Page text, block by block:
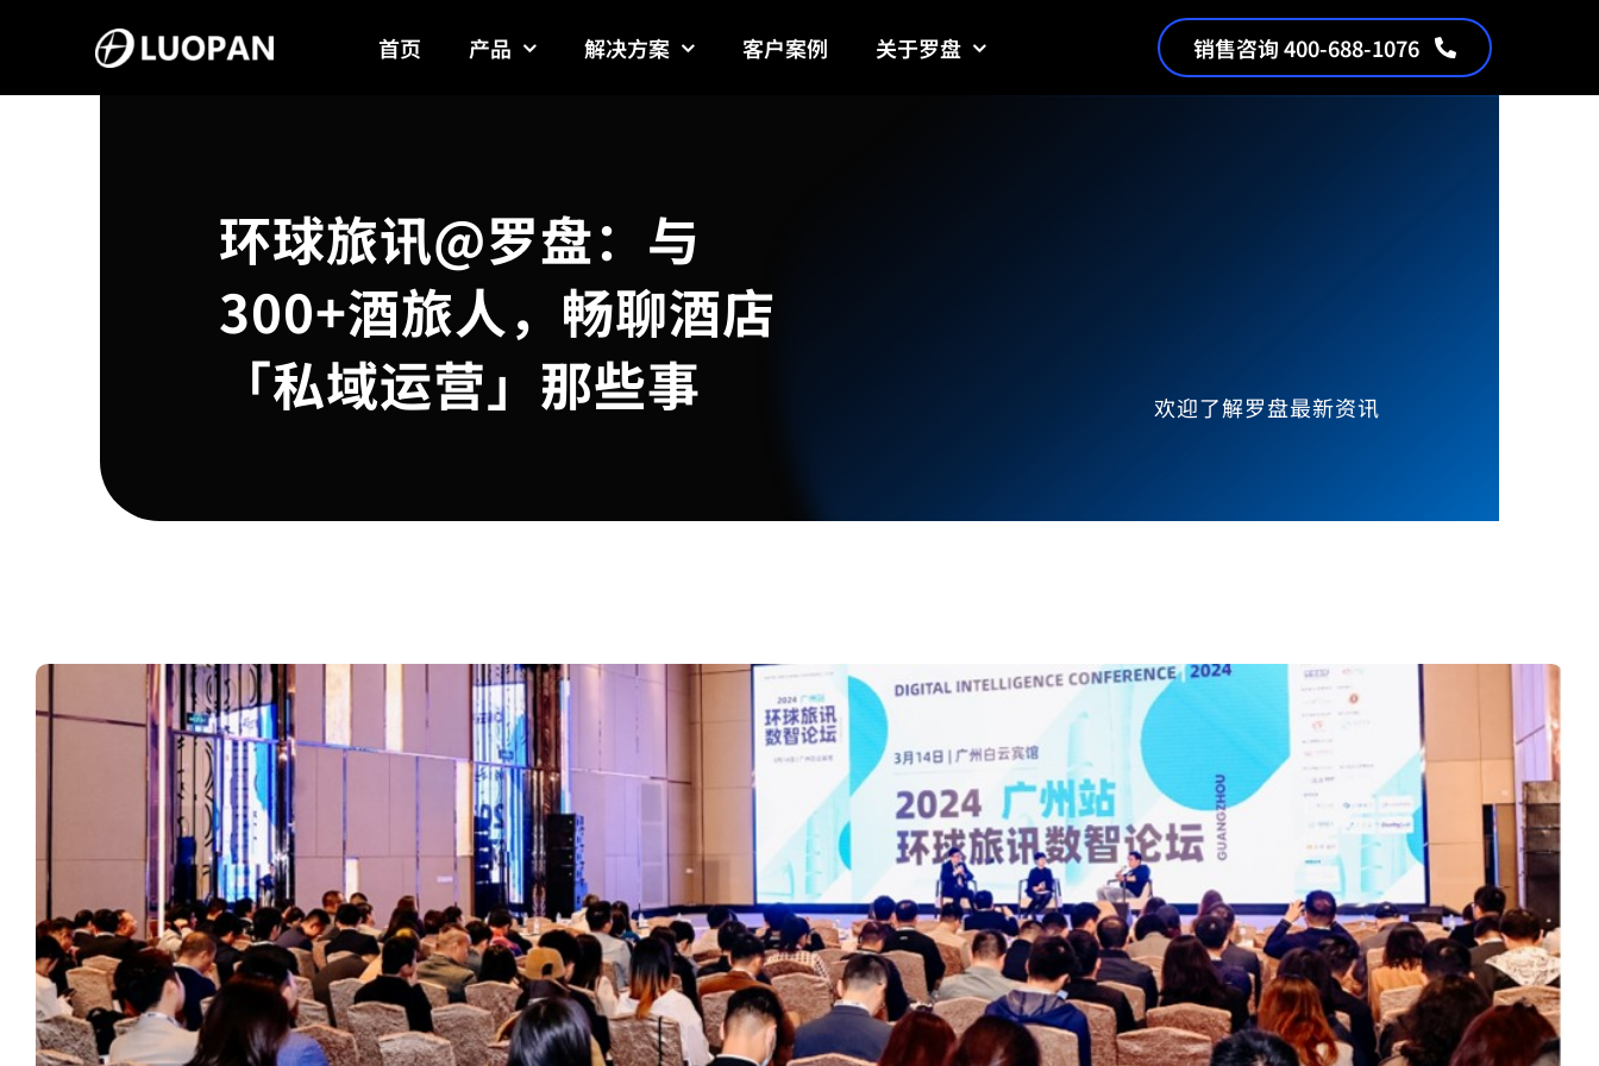
content
首页 产品 解决方案 客户案例 关于罗盘 销售咨询 400-688-1076
环球旅讯@罗盘：与
300+酒旅人，畅聊酒店
「私域运营」那些事
欢迎了解罗盘最新资讯